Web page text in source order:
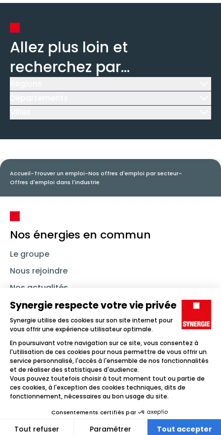
Allez plus loin et
recherchez par...
Accueil-Trouver un emploi-Nos offres d'emploi par secteur-
Offres d'emploi dans l'industrie
Nos énergies en commun
Le groupe
Nous rejoindre
Nos actualités
Nous contacter
Linkedin SynergieInstagramTikTok Youtube
Trouver un emploi
Icône d'illustration
Candidats
Icône d'illustration
Icône d'illustration